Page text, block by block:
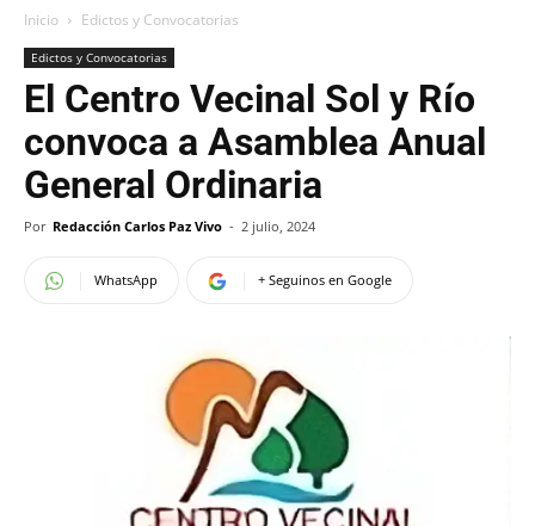
Inicio Edictos y Convocatorias
Edictos y Convocatorias
El Centro Vecinal Sol y Río
convoca a Asamblea Anual
General Ordinaria
Por Redacción Carlos Paz Vivo - 2 julio, 2024
WhatsApp + Seguinos en Google